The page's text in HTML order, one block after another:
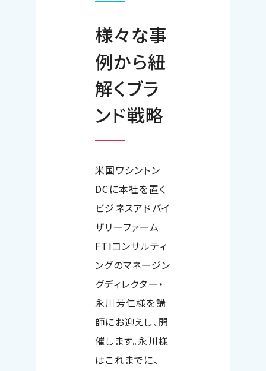
様々な事
例から紐
解くブラ
ンド戦略
米国ワシントン
DCに本社を置く
ビジネスアドバイ
ザリーファーム
FTIコンサルティ
ングのマネージン
グディレクター・
永川芳仁様を講
師にお迎えし、開
催します。永川様
はこれまでに、